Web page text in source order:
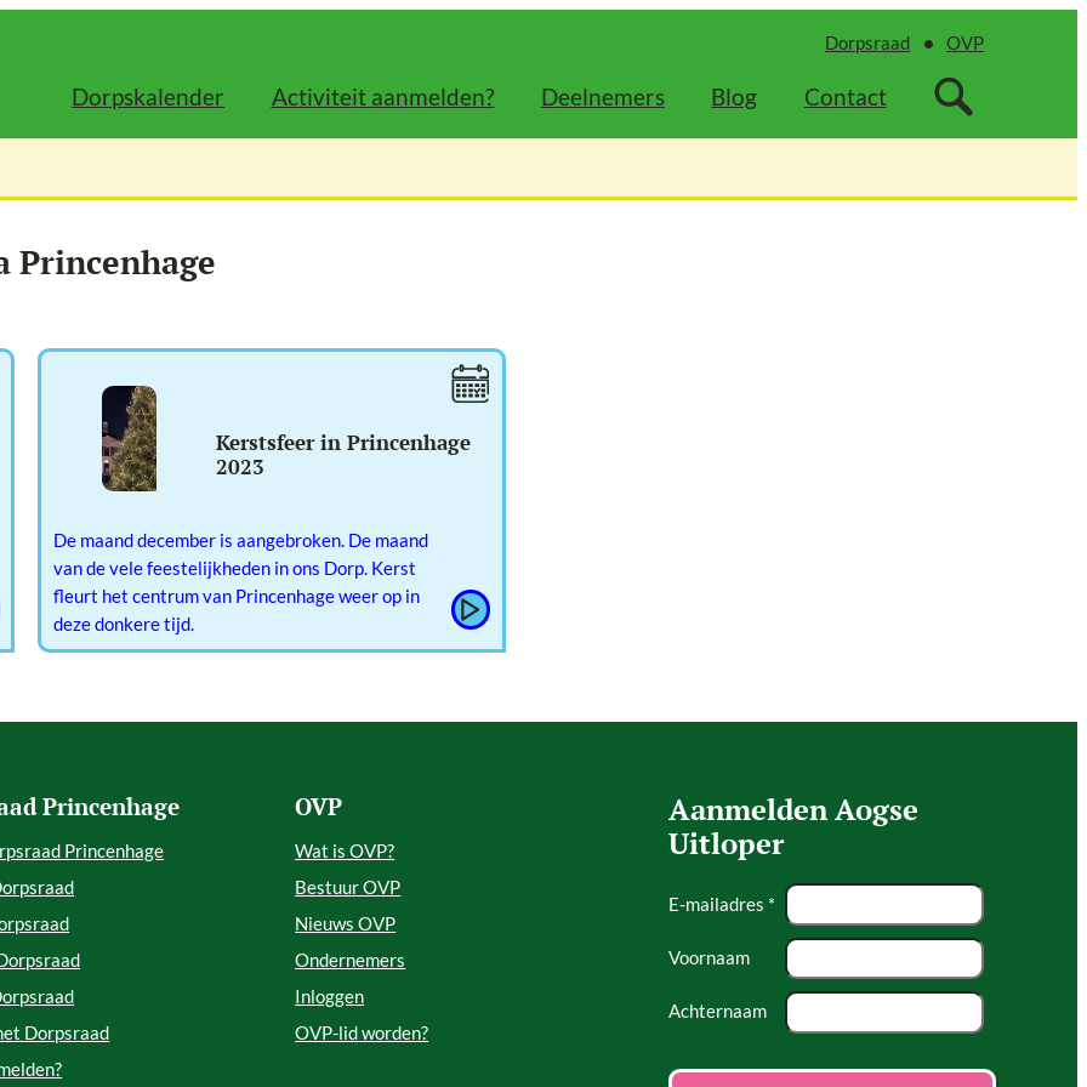
Dorpsraad OVP
Dorpskalender Activiteit aanmelden? Deelnemers Blog Contact
Princenhage
Kerstsfeer in Princenhage
2023
De maand december is aangebroken. De maand
van de vele feestelijkheden in ons Dorp. Kerst
fleurt het centrum van Princenhage weer op in
deze donkere tijd.
Princenhage
Princenhage
Dorpsraad
OVP
Wat is OVP?
Bestuur OVP
Nieuws OVP
Ondernemers
Inloggen
OVP-lid worden?
Aanmelden Aogse
Uitloper
E-mailadres *
Voornaam
Achternaam